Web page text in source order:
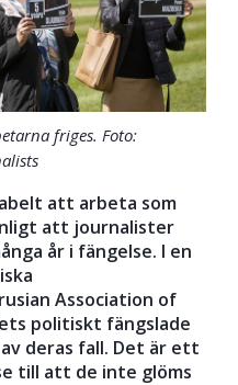
friges. Foto:
att arbeta som
att journalister
år i fängelse. I en
Association of
politiskt fängslade
deras fall. Det är ett
till att de inte glöms